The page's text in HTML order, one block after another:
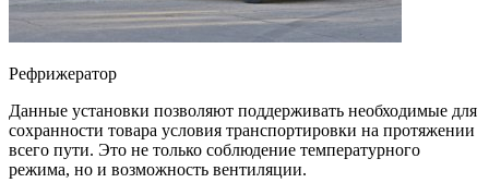
Рефрижератор
Данные установки позволяют поддерживать необходимые для
сохранности товара условия транспортировки на протяжении
всего пути. Это не только соблюдение температурного
режима, но и возможность вентиляции.